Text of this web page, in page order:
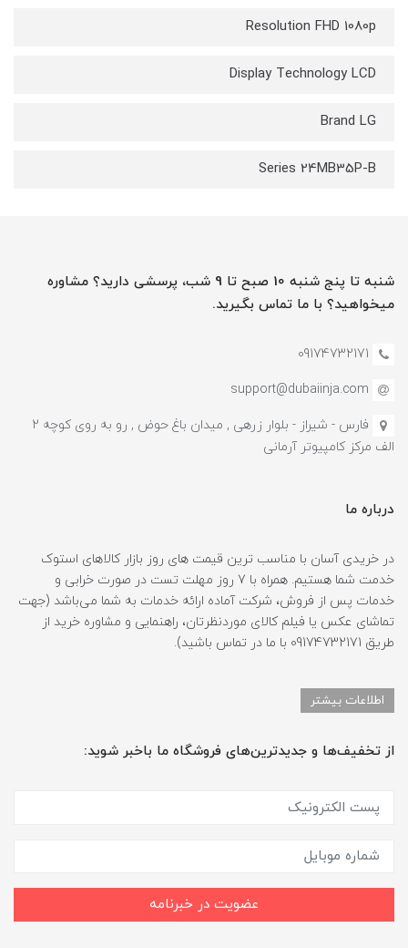
Resolution FHD 1080p
Display Technology LCD
Brand LG
Series 24MB35P-B
شنبه تا پنج شنبه 10 صبح تا 9 شب، پرسشی دارید؟ مشاوره
میخواهید؟ با ما تماس بگیرید.
09174732171
support@dubaiinja.com
فارس - شیراز - بلوار زرهی , میدان باغ حوض , رو به روی کوچه 2
الف مرکز کامپیوتر آرمانی
درباره ما
در خریدی آسان با مناسب ترین قیمت های روز بازار کالاهای استوک
خدمت شما هستیم. همراه با 7 روز مهلت تست در صورت خرابی و
خدمات پس از فروش، شرکت آماده ارائه خدمات به شما می‌باشد (جهت
تماشای عکس یا فیلم کالای موردنظرتان، راهنمایی و مشاوره خرید از
طریق 09174732171 با ما در تماس باشید).
اطلاعات بیشتر
از تخفیف‌ها و جدیدترین‌های فروشگاه ما باخبر شوید:
عضویت در خبرنامه